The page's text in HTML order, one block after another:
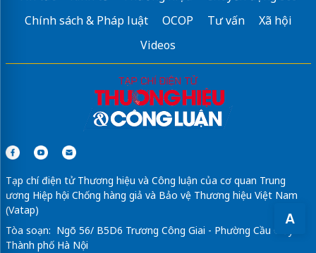
A
Thông tin dự án Catbarina Bay:https://alluvia-city.com/
Chính sách & Pháp luật
OCOP Tư vấn
Xã hội
Videos
Tạp chí điện tử Thương hiệu và Công luận của cơ quan Trung
ương Hiệp hội Chống hàng giả và Bảo vệ Thương hiệu Việt Nam
(Vatap)
Tòa soạn: Ngõ 56/ B5D6 Trương Công Giai - Phường Cầu Giấy -
Thành phố Hà Nội